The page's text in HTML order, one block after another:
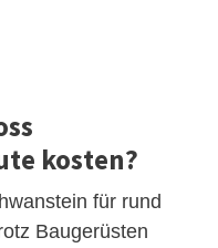
kosten?
für rund
Baugerüsten